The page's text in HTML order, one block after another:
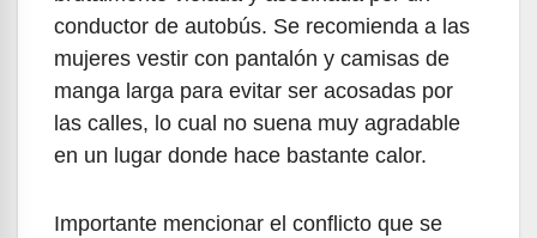
conductor de autobús. Se recomienda a las
mujeres vestir con pantalón y camisas de
manga larga para evitar ser acosadas por
las calles, lo cual no suena muy agradable
en un lugar donde hace bastante calor.
Importante mencionar el conflicto que se